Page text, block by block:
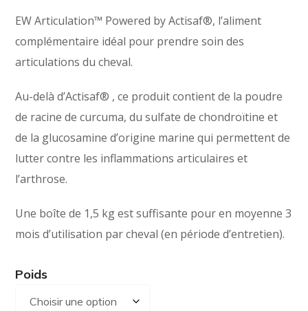
de
prix :
à
588.00€
EW Articulation™ Powered by Actisaf®, l’aliment
complémentaire idéal pour prendre soin des
articulations du cheval.
Au-delà d’Actisaf® , ce produit contient de la poudre
de racine de curcuma, du sulfate de chondroïtine et
de la glucosamine d’origine marine qui permettent de
lutter contre les inflammations articulaires et
l’arthrose.
Une boîte de 1,5 kg est suffisante pour en moyenne 3
mois d’utilisation par cheval (en période d’entretien).
Poids